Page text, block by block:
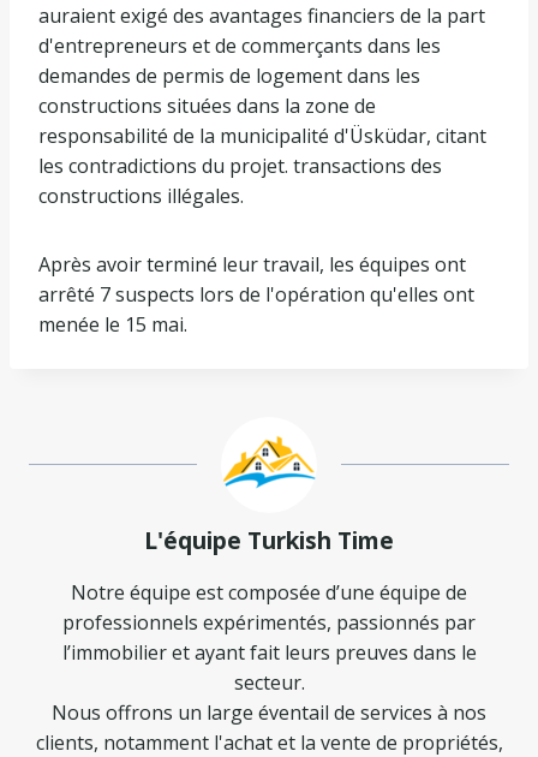
auraient exigé des avantages financiers de la part
d'entrepreneurs et de commerçants dans les
demandes de permis de logement dans les
constructions situées dans la zone de
responsabilité de la municipalité d'Üsküdar, citant
les contradictions du projet. transactions des
constructions illégales.
Après avoir terminé leur travail, les équipes ont
arrêté 7 suspects lors de l'opération qu'elles ont
menée le 15 mai.
L'équipe Turkish Time
Notre équipe est composée d’une équipe de
professionnels expérimentés, passionnés par
l’immobilier et ayant fait leurs preuves dans le
secteur.
Nous offrons un large éventail de services à nos
clients, notamment l'achat et la vente de propriétés,